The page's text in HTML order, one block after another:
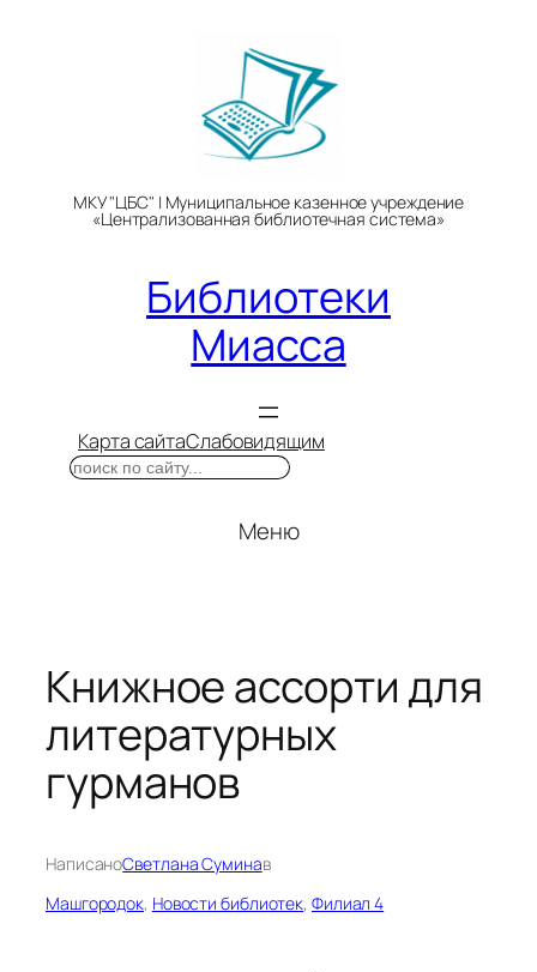
МКУ "ЦБС" | Муниципальное казенное учреждение
«Централизованная библиотечная система»
Библиотеки
Миасса
Карта сайтаСлабовидящим
Поиск
Меню
Книжное ассорти для
литературных
гурманов
НаписаноСветлана Суминав
Машгородок, Новости библиотек, Филиал 4